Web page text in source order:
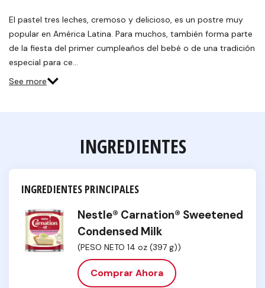
El pastel tres leches, cremoso y delicioso, es un postre muy
popular en América Latina. Para muchos, también forma parte
de la fiesta del primer cumpleaños del bebé o de una tradición
especial para ce…
See more
INGREDIENTES
INGREDIENTES PRINCIPALES
Nestle® Carnation® Sweetened
Condensed Milk
(PESO NETO 14 oz (397 g))
Comprar Ahora